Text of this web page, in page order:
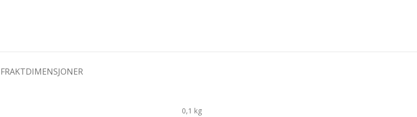
FRAKTDIMENSJONER
0,1 kg